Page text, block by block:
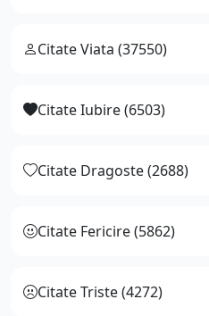
Citate Viata (37550)
Citate Iubire (6503)
Citate Dragoste (2688)
Citate Fericire (5862)
Citate Triste (4272)